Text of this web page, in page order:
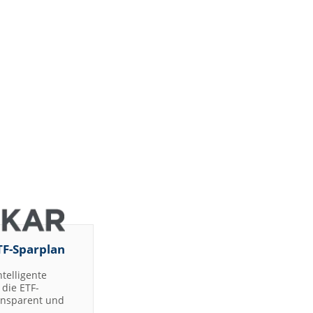
Sparplan
ETF-
und